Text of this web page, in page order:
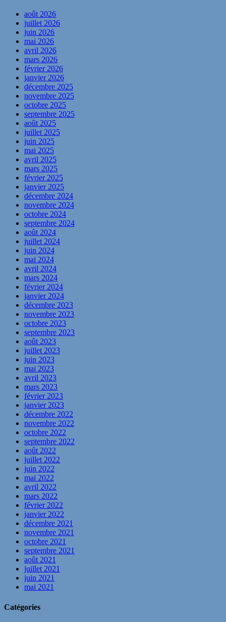
août 2026
juillet 2026
juin 2026
mai 2026
avril 2026
mars 2026
février 2026
janvier 2026
décembre 2025
novembre 2025
octobre 2025
septembre 2025
août 2025
juillet 2025
juin 2025
mai 2025
avril 2025
mars 2025
février 2025
janvier 2025
décembre 2024
novembre 2024
octobre 2024
septembre 2024
août 2024
juillet 2024
juin 2024
mai 2024
avril 2024
mars 2024
février 2024
janvier 2024
décembre 2023
novembre 2023
octobre 2023
septembre 2023
août 2023
juillet 2023
juin 2023
mai 2023
avril 2023
mars 2023
février 2023
janvier 2023
décembre 2022
novembre 2022
octobre 2022
septembre 2022
août 2022
juillet 2022
juin 2022
mai 2022
avril 2022
mars 2022
février 2022
janvier 2022
décembre 2021
novembre 2021
octobre 2021
septembre 2021
août 2021
juillet 2021
juin 2021
mai 2021
Catégories